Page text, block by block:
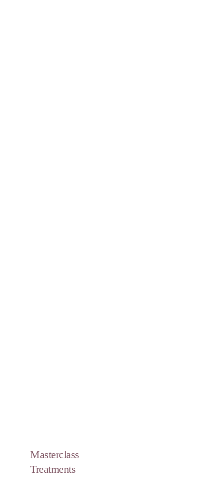
Masterclass
Treatments